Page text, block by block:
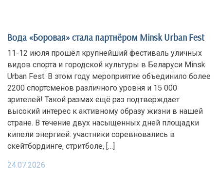
Вода «Боровая» стала партнёром Minsk Urban Fest
11-12 июля прошёл крупнейший фестиваль уличных
видов спорта и городской культуры в Беларуси Minsk
Urban Fest. В этом году мероприятие объединило более
2200 спортсменов различного уровня и 15 000
зрителей! Такой размах ещё раз подтверждает
высокий интерес к активному образу жизни в нашей
стране. В течение двух насыщенных дней площадки
кипели энергией: участники соревновались в
скейтбординге, стритболе, […]
24.07.2026